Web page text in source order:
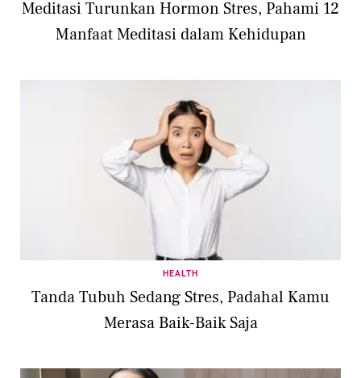
Meditasi Turunkan Hormon Stres, Pahami 12
Manfaat Meditasi dalam Kehidupan
HEALTH
Tanda Tubuh Sedang Stres, Padahal Kamu
Merasa Baik-Baik Saja